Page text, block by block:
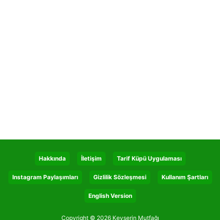
Hakkında İletişim Tarif Küpü Uygulaması
Instagram Paylaşımları Gizlilik Sözleşmesi Kullanım Şartları
English Version
Copyright © 2026 Kevserin Mutfağı